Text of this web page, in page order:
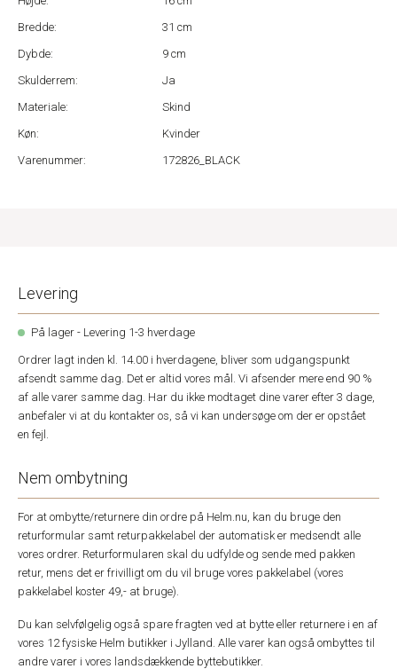
Bredde:
31 cm
Dybde:
9 cm
Skulderrem:
Ja
Materiale:
Skind
Køn:
Kvinder
Varenummer:
172826_BLACK
Levering
På lager - Levering 1-3 hverdage
Ordrer lagt inden kl. 14.00 i hverdagene, bliver som udgangspunkt
afsendt samme dag. Det er altid vores mål. Vi afsender mere end 90 %
af alle varer samme dag. Har du ikke modtaget dine varer efter 3 dage,
anbefaler vi at du kontakter os, så vi kan undersøge om der er opstået
en fejl.
Nem ombytning
For at ombytte/returnere din ordre på Helm.nu, kan du bruge den
returformular samt returpakkelabel der automatisk er medsendt alle
vores ordrer. Returformularen skal du udfylde og sende med pakken
retur, mens det er frivilligt om du vil bruge vores pakkelabel (vores
pakkelabel koster 49,- at bruge).
Du kan selvfølgelig også spare fragten ved at bytte eller returnere i en af
vores 12 fysiske Helm butikker i Jylland. Alle varer kan også ombyttes til
andre varer i vores landsdækkende byttebutikker.